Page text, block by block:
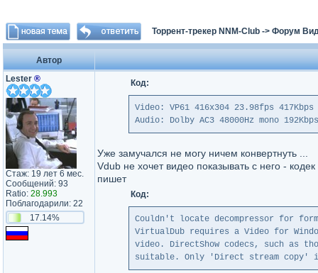
Торрент-трекер NNM-Club -> Форум
Автор
Lester ®
Стаж: 19 лет 6 мес.
Сообщений: 93
Ratio: 28.993
Поблагодарили: 22
17.14%
Код:
Video: VP61 416x304 23.98fps
Audio: Dolby AC3 48000Hz mono
Уже замучался не могу ничем конвертнуть ...
Vdub не хочет видео показывать с него -
пишет
Код:
Couldn't locate decompressor for
VirtualDub requires a Video for
video. DirectShow codecs, such as
suitable. Only 'Direct stream